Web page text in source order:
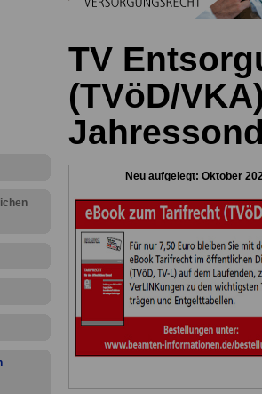
TV
(TVöD/
Neu aufgelegt: Oktober